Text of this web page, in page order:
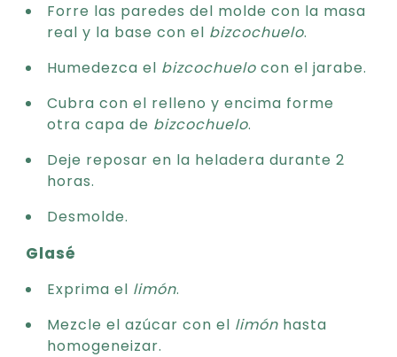
Forre las paredes del molde con la masa
real y la base con el bizcochuelo.
Humedezca el bizcochuelo con el jarabe.
Cubra con el relleno y encima forme
otra capa de bizcochuelo.
Deje reposar en la heladera durante 2
horas.
Desmolde.
Glasé
Exprima el limón.
Mezcle el azúcar con el limón hasta
homogeneizar.